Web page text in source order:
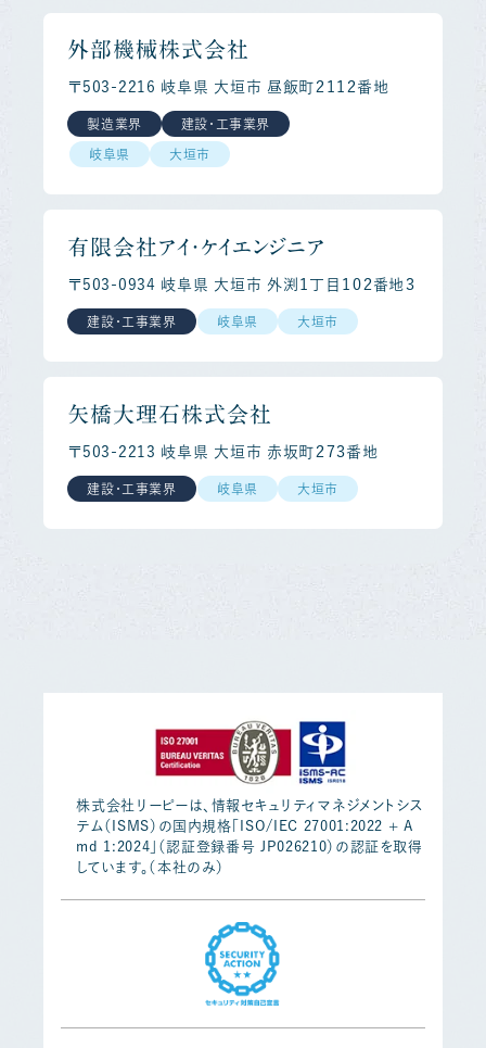
外部機械株式会社
〒503-2216 岐阜県 大垣市 昼飯町２１１２番地
製造業界 建設・工事業界
岐阜県 大垣市
有限会社アイ・ケイエンジニア
〒503-0934 岐阜県 大垣市 外渕１丁目１０２番地３
建設・工事業界 岐阜県 大垣市
矢橋大理石株式会社
〒503-2213 岐阜県 大垣市 赤坂町２７３番地
建設・工事業界 岐阜県 大垣市
株式会社リーピーは、情報セキュリティマネジメントシス
テム（ISMS）の国内規格「ISO/IEC 27001:2022 + A
md 1:2024」（認証登録番号 JP026210）の認証を取得
しています。（本社のみ）